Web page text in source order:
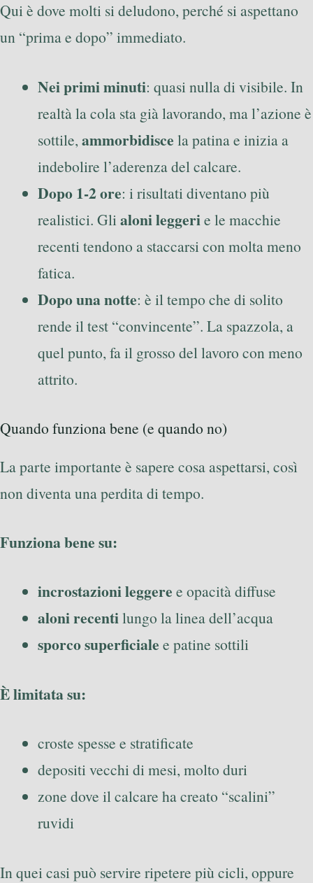
Qui è dove molti si deludono, perché si aspettano
un “prima e dopo” immediato.
Nei primi minuti: quasi nulla di visibile. In
realtà la cola sta già lavorando, ma l’azione è
sottile, ammorbidisce la patina e inizia a
indebolire l’aderenza del calcare.
Dopo 1-2 ore: i risultati diventano più
realistici. Gli aloni leggerie le macchie
recenti tendono a staccarsi con molta meno
fatica.
Dopo una notte: è il tempo che di solito
rende il test “convincente”. La spazzola, a
quel punto, fa il grosso del lavoro con meno
attrito.
Quando funziona bene (e quando no)
La parte importante è sapere cosa aspettarsi, così
non diventa una perdita di tempo.
Funziona bene su:
incrostazioni leggere e opacità diffuse
aloni recentilungo la linea dell’acqua
sporco superficiale e patine sottili
È limitata su:
croste spesse e stratificate
depositi vecchi di mesi, molto duri
zone dove il calcare ha creato “scalini”
ruvidi
In quei casi può servire ripetere più cicli, oppure